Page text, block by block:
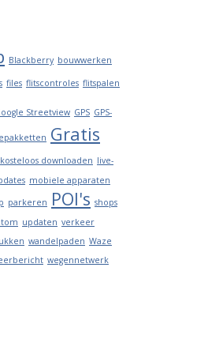
Blackberry bouwwerken
files flitscontroles flitspalen
Streetview GPS GPS-
Gratis
kosteloos downloaden live-
mobiele apparaten
parkeren POI's shops
updaten verkeer
wandelpaden Waze
wegennetwerk